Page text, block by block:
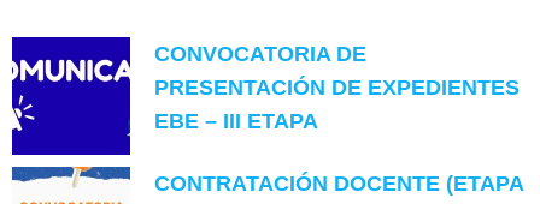
CONVOCATORIA DE
PRESENTACIÓN DE EXPEDIENTES
EBE – III ETAPA
CONTRATACIÓN DOCENTE (ETAPA